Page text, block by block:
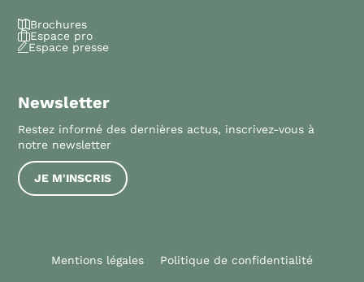
Brochures
Espace pro
Espace presse
Newsletter
Restez informé des dernières actus, inscrivez-vous à
notre newsletter
JE M'INSCRIS
Mentions légales Politique de confidentialité